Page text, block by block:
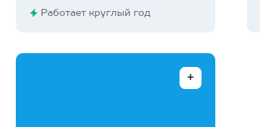
Работает круглый год